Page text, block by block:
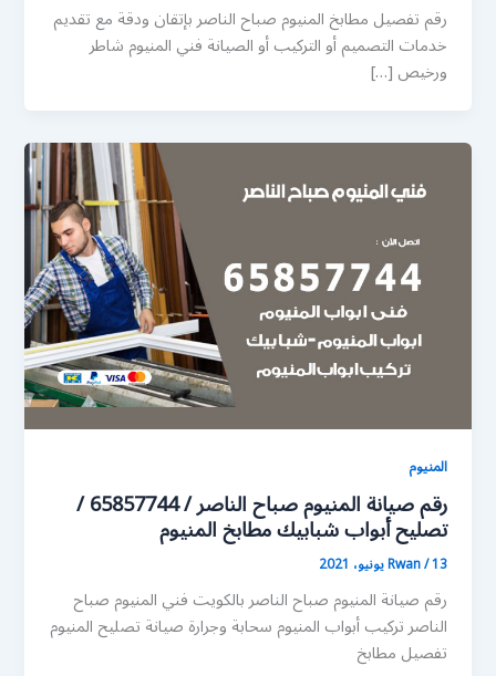
رقم تفصيل مطابخ المنيوم صباح الناصر بإتقان ودقة مع تقديم
خدمات التصميم أو التركيب أو الصيانة فني المنيوم شاطر
ورخيص […]
المنيوم
رقم صيانة المنيوم صباح الناصر / 65857744 /
تصليح أبواب شبابيك مطابخ المنيوم
Rwan/13 يونيو، 2021
رقم صيانة المنيوم صباح الناصر بالكويت فني المنيوم صباح
الناصر تركيب أبواب المنيوم سحابة وجرارة صيانة تصليح المنيوم
تفصيل مطابخ